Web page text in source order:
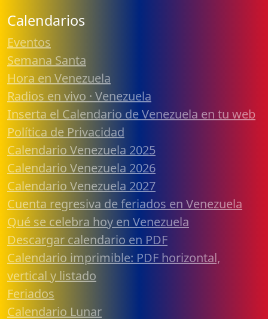
Calendarios
Eventos
Semana Santa
Hora en Venezuela
Radios en vivo · Venezuela
Inserta el Calendario de Venezuela en tu web
Política de Privacidad
Calendario Venezuela 2025
Calendario Venezuela 2026
Calendario Venezuela 2027
Cuenta regresiva de feriados en Venezuela
Qué se celebra hoy en Venezuela
Descargar calendario en PDF
Calendario imprimible: PDF horizontal,
vertical y listado
Feriados
Calendario Lunar